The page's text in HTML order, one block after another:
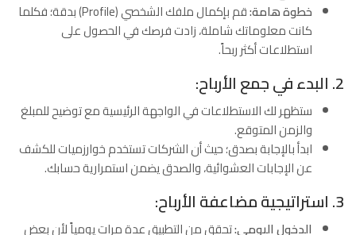
خطوة هامة:
قم بإكمال ملفك الشخصي (Profile) بدقة؛ فكلما
كانت معلوماتك شاملة، زادت فرصك في الحصول على
استطلاعات أكثر ربحاً.
2. البدء في جمع الأرباح:
ستظهر لك الاستطلاعات في الواجهة الرئيسية مع توضيح للمبلغ
والزمن المتوقع.
ابدأ بالإجابة بصدق؛ حيث أن الشركات تستخدم خوارزميات للكشف
عن الإجابات العشوائية، والصدق يضمن استمرارية حسابك.
3. استراتيجية مضاعفة الأرباح:
الدخول اليومي:تحقق من التطبيق عدة مرات يومياً لأن بعض